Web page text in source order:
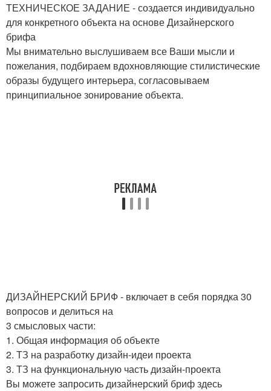
ТЕХНИЧЕСКОЕ ЗАДАНИЕ - создается индивидуально
для конкретного объекта на основе Дизайнерского
брифа
Мы внимательно выслушиваем все Ваши мысли и
пожелания, подбираем вдохновляющие стилистические
образы будущего интерьера, согласовываем
принципиальное зонирование объекта.
ДИЗАЙНЕРСКИЙ БРИФ - включает в себя порядка 30
вопросов и делиться на
3 смысловых части:
1. Общая информация об объекте
2. ТЗ на разработку дизайн-идеи проекта
3. ТЗ на функциональную часть дизайн-проекта
Вы можете запросить дизайнерский бриф здесь